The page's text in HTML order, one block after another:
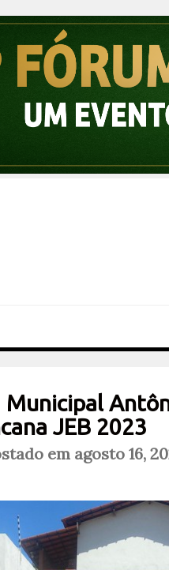
Municipal
JEB 2023
em agosto 16,